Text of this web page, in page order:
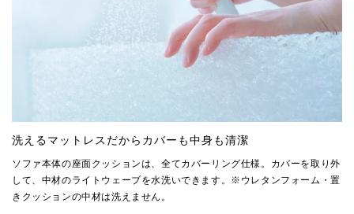
洗えるマットレスだからカバーも中身も清潔
ソファ本体の座面クッションは、全てカバーリング仕様。カバーを取り外
して、中材のライトウェーブを水洗いできます。※ウレタンフォーム・置
きクッションの中材は洗えません。